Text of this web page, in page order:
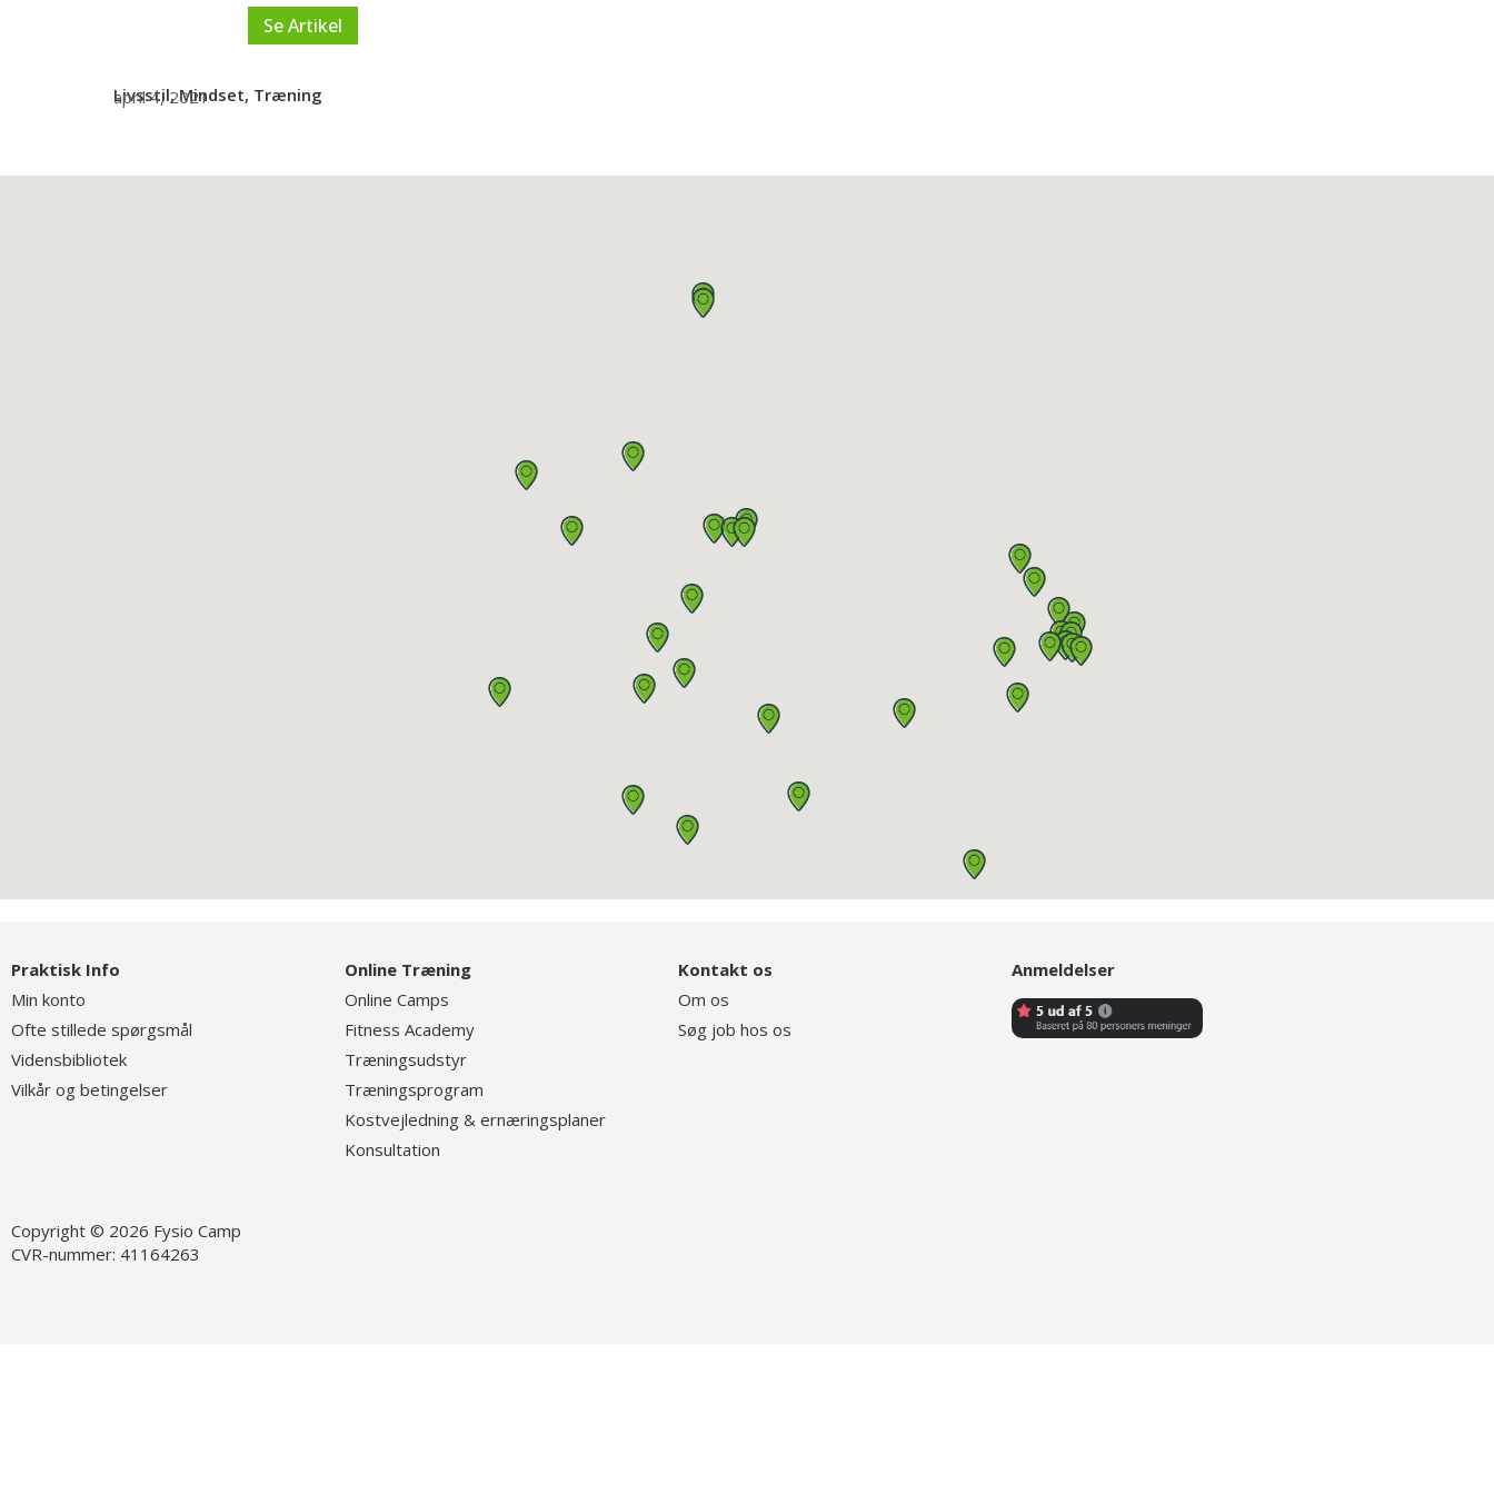
Se Artikel
Livsstil,Mindset, Træning
april 4, 2021
Praktisk Info
Min konto
Ofte stillede spørgsmål
Vidensbibliotek
Vilkår og betingelser
Online Træning
Online Camps
Fitness Academy
Træningsudstyr
Træningsprogram
Kostvejledning & ernæringsplaner
Konsultation
Kontakt os
Om os
Søg job hos os
Anmeldelser
Copyright © 2026 Fysio Camp
CVR-nummer: 41164263